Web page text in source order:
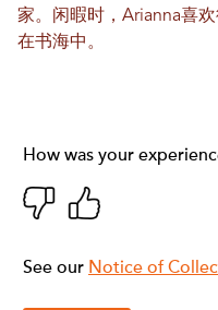
家。闲暇时，Arianna喜
在书海中。